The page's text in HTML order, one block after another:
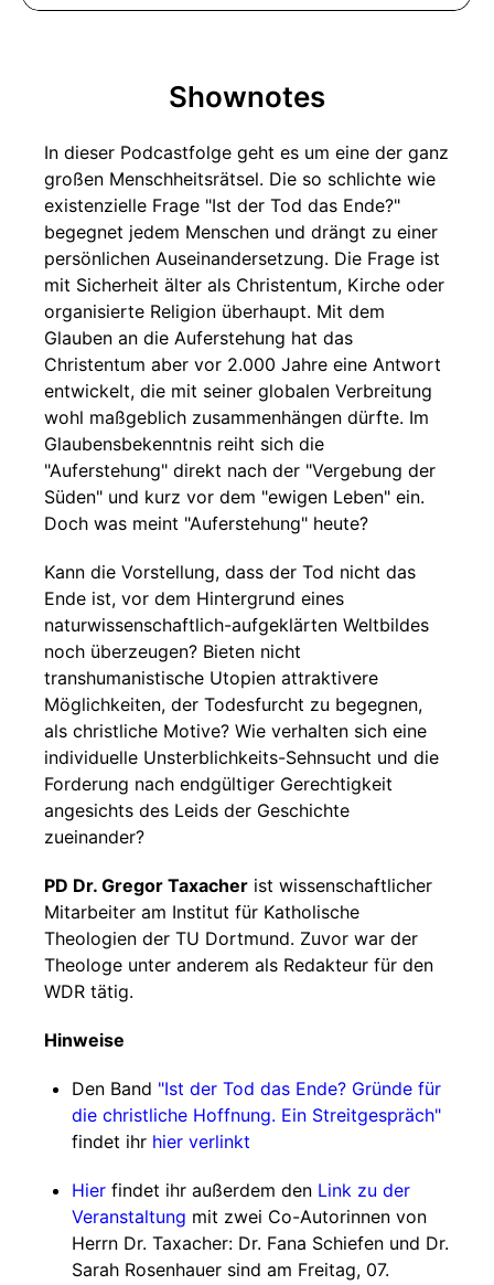
Shownotes
In dieser Podcastfolge geht es um eine der ganz
großen Menschheitsrätsel. Die so schlichte wie
existenzielle Frage "Ist der Tod das Ende?"
begegnet jedem Menschen und drängt zu einer
persönlichen Auseinandersetzung. Die Frage ist
mit Sicherheit älter als Christentum, Kirche oder
organisierte Religion überhaupt. Mit dem
Glauben an die Auferstehung hat das
Christentum aber vor 2.000 Jahre eine Antwort
entwickelt, die mit seiner globalen Verbreitung
wohl maßgeblich zusammenhängen dürfte. Im
Glaubensbekenntnis reiht sich die
"Auferstehung" direkt nach der "Vergebung der
Süden" und kurz vor dem "ewigen Leben" ein.
Doch was meint "Auferstehung" heute?
Kann die Vorstellung, dass der Tod nicht das
Ende ist, vor dem Hintergrund eines
naturwissenschaftlich-aufgeklärten Weltbildes
noch überzeugen? Bieten nicht
transhumanistische Utopien attraktivere
Möglichkeiten, der Todesfurcht zu begegnen,
als christliche Motive? Wie verhalten sich eine
individuelle Unsterblichkeits-Sehnsucht und die
Forderung nach endgültiger Gerechtigkeit
angesichts des Leids der Geschichte
zueinander?
PD Dr. Gregor Taxacher ist wissenschaftlicher
Mitarbeiter am Institut für Katholische
Theologien der TU Dortmund. Zuvor war der
Theologe unter anderem als Redakteur für den
WDR tätig.
Hinweise
Den Band "Ist der Tod das Ende? Gründe für
die christliche Hoffnung. Ein Streitgespräch"
findet ihr hier verlinkt
Hier findet ihr außerdem den Link zu der
Veranstaltung mit zwei Co-Autorinnen von
Herrn Dr. Taxacher: Dr. Fana Schiefen und Dr.
Sarah Rosenhauer sind am Freitag, 07.